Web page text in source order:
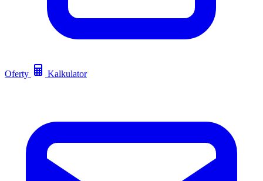
Oferty Kalkulator